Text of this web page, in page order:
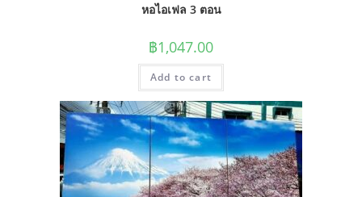
หอไอเฟล 3 ตอน
฿1,047.00
Add to cart